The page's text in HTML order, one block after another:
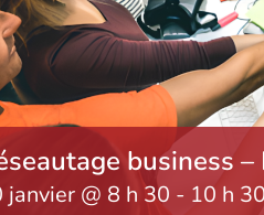
business
janvier @ 8 h 30 - 10 h 30